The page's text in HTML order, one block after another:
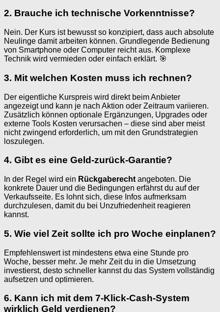
2. Brauche ich technische Vorkenntnisse?
Nein. Der Kurs ist bewusst so konzipiert, dass auch absolute
Neulinge damit arbeiten können. Grundlegende Bedienung
von Smartphone oder Computer reicht aus. Komplexe
Technik wird vermieden oder einfach erklärt. 🎯
3. Mit welchen Kosten muss ich rechnen?
Der eigentliche Kurspreis wird direkt beim Anbieter
angezeigt und kann je nach Aktion oder Zeitraum variieren.
Zusätzlich können optionale Ergänzungen, Upgrades oder
externe Tools Kosten verursachen – diese sind aber meist
nicht zwingend erforderlich, um mit den Grundstrategien
loszulegen.
4. Gibt es eine Geld-zurück-Garantie?
In der Regel wird ein Rückgaberecht angeboten. Die
konkrete Dauer und die Bedingungen erfährst du auf der
Verkaufsseite. Es lohnt sich, diese Infos aufmerksam
durchzulesen, damit du bei Unzufriedenheit reagieren
kannst.
5. Wie viel Zeit sollte ich pro Woche einplanen?
Empfehlenswert ist mindestens etwa eine Stunde pro
Woche, besser mehr. Je mehr Zeit du in die Umsetzung
investierst, desto schneller kannst du das System vollständig
aufsetzen und optimieren.
6. Kann ich mit dem 7-Klick-Cash-System
wirklich Geld verdienen?